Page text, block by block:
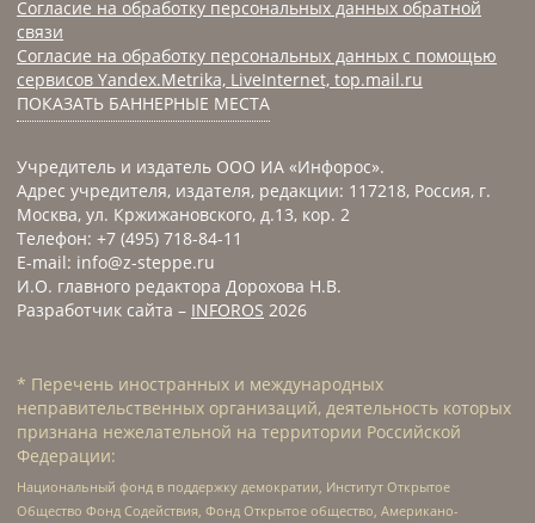
Согласие на обработку персональных данных обратной
связи
Согласие на обработку персональных данных с помощью
сервисов Yandex.Metrika, LiveInternet, top.mail.ru
ПОКАЗАТЬ БАННЕРНЫЕ МЕСТА
Учредитель и издатель ООО ИА «Инфорос».
Адрес учредителя, издателя, редакции: 117218, Россия, г.
Москва, ул. Кржижановского, д.13, кор. 2
Телефон: +7 (495) 718-84-11
E-mail: info@z-steppe.ru
И.О. главного редактора Дорохова Н.В.
Разработчик сайта – INFOROS 2026
* Перечень иностранных и международных
неправительственных организаций, деятельность которых
признана нежелательной на территории Российской
Федерации:
Национальный фонд в поддержку демократии, Институт Открытое
Общество Фонд Содействия, Фонд Открытое общество, Американо-